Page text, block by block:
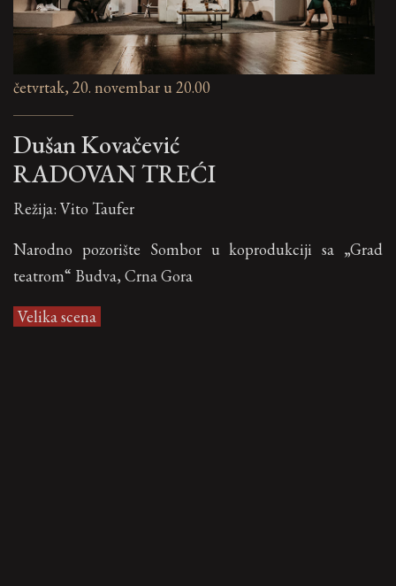
četvrtak, 20. novembar u 20.00
Dušan Kovačević
RADOVAN TREĆI
Režija: Vito Taufer
Narodno pozorište Sombor u koprodukciji sa „Grad
teatrom“ Budva, Crna Gora
Velika scena